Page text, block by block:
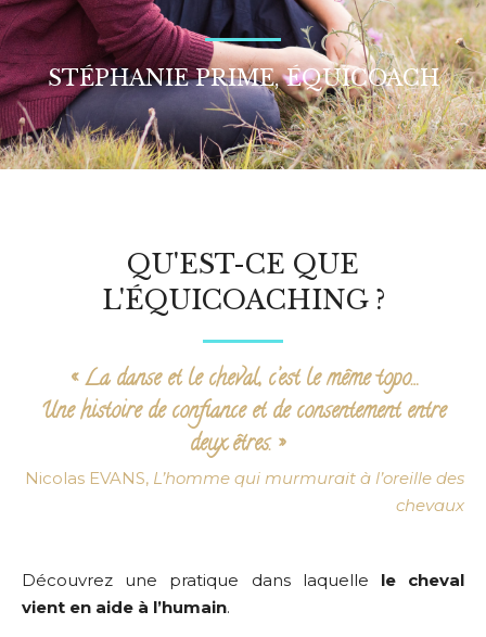
STÉPHANIE PRIME, ÉQUICOACH
QU'EST-CE QUE
L'ÉQUICOACHING ?
« La danse et le cheval, c’est le même topo…
Une histoire de confiance et de consentement entre
deux êtres. »
Nicolas EVANS, L’homme qui murmurait à l’oreille des
chevaux
Découvrez une pratique dans laquelle le cheval
vient en aide à l’humain.